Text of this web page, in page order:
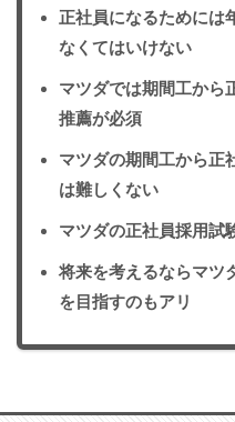
正社員になるためには
なくてはいけない
マツダでは期間工から
推薦が必須
マツダの期間工から正
は難しくない
マツダの正社員採用試
将来を考えるならマツ
を目指すのもアリ